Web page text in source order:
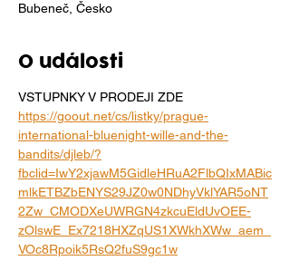
Bubeneč, Česko
O události
VSTUPNKY V PRODEJI ZDE
https://goout.net/cs/listky/prague-
international-bluenight-wille-and-the-
bandits/djleb/?
fbclid=IwY2xjawM5GidleHRuA2FlbQIxMABic
mlkETBZbENYS29JZ0w0NDhyVklYAR5oNT
2Zw_CMODXeUWRGN4zkcuEldUvOEE-
zOlswE_Ex7218HXZqUS1XWkhXWw_aem_
VOc8Rpoik5RsQ2fuS9gc1w